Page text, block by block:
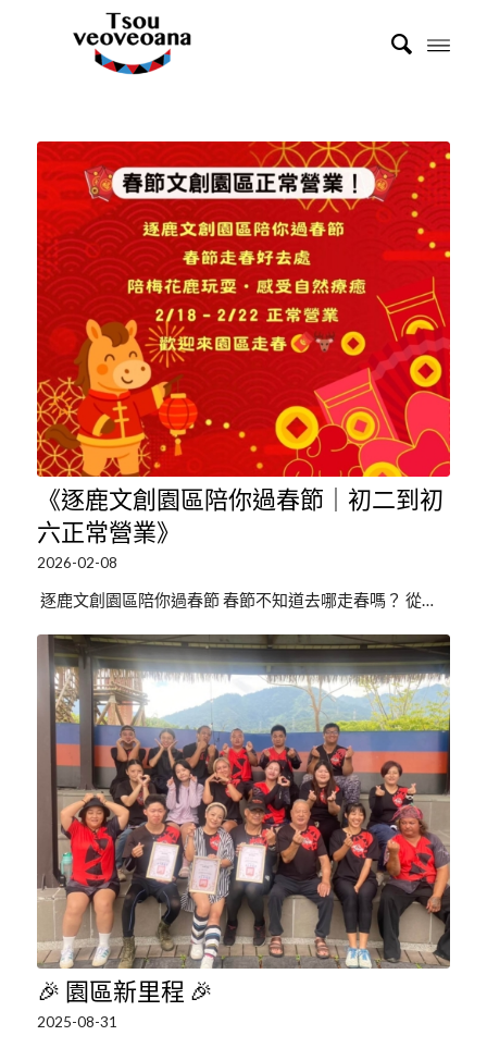
《逐鹿文創園區陪你過春節｜初二到初
六正常營業》
2026-02-08
逐鹿文創園區陪你過春節 春節不知道去哪走春嗎？ 從…
🎉 園區新里程 🎉
2025-08-31